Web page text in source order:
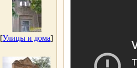
[Улицы и дома]